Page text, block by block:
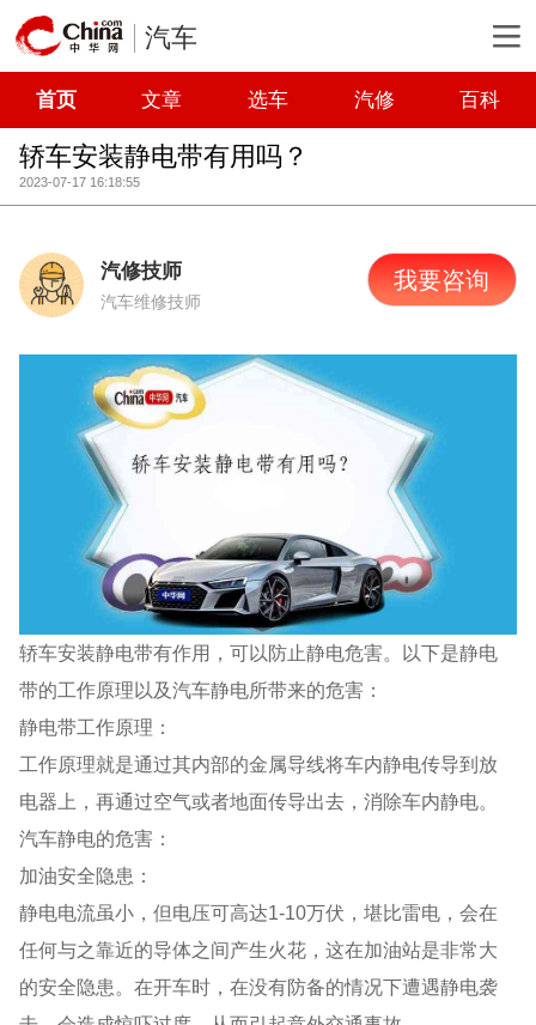
汽车
首页 文章 选车 汽修 百科
轿车安装静电带有用吗？
2023-07-17 16:18:55
汽修技师
汽车维修技师
我要咨询
轿车安装静电带有作用，可以防止静电危害。以下是静电
带的工作原理以及汽车静电所带来的危害：
静电带工作原理：
工作原理就是通过其内部的金属导线将车内静电传导到放
电器上，再通过空气或者地面传导出去，消除车内静电。
汽车静电的危害：
加油安全隐患：
静电电流虽小，但电压可高达1-10万伏，堪比雷电，会在
任何与之靠近的导体之间产生火花，这在加油站是非常大
的安全隐患。在开车时，在没有防备的情况下遭遇静电袭